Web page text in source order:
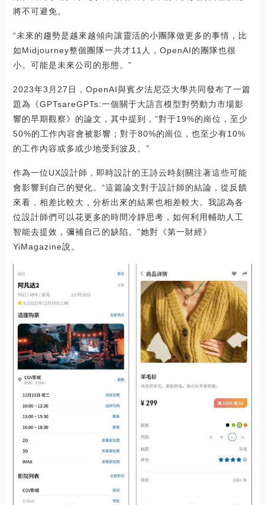
將不可避免。
“未來的趨勢是越來越傾向讓靈活的小團隊做更多的事情，比
如Midjourney整個團隊一共才11人，OpenAI的團隊也很
小。可能是未來公司的形態。”
2023年3月27日，OpenAI與賓夕法尼亞大學共同發布了一篇
題為《GPTsareGPTs:一個關于大語言模型對勞動力市場影
響的早期觀察》的論文，其中提到，“對于19%的崗位，至少
50%的工作內容會被影響；對于80%的崗位，也至少有10%
的工作內容或多或少地受到波及。”
作為一位UX設計師，即時設計的王詩云時刻關注著這些可能
會影響到自己的變化。“這篇論文對于設計師的結論，從反饋
來看，相差比較大，分析出來的結果也相差較大。我認為各
位設計師們可以花更多的時間冷靜思考，如何利用輔助人工
智能去提效，彌補自己的缺陷。”她對《第一財經》
YiMagazine說。